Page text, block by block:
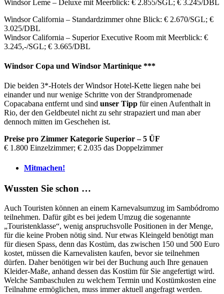
Windsor Leme – Deluxe mit Meerblick: € 2.855/SGL; € 3.245/DBL
Windsor California – Standardzimmer ohne Blick: € 2.670/SGL; €
3.025/DBL
Windsor California – Superior Executive Room mit Meerblick: €
3.245,-/SGL; € 3.665/DBL
Windsor Copa und Windsor Martinique ***
Die beiden 3*-Hotels der Windsor Hotel-Kette liegen nahe bei
einander und nur wenige Schritte von der Strandpromenade
Copacabana entfernt und sind unser Tipp für einen Aufenthalt in
Rio, der den Geldbeutel nicht zu sehr strapaziert und man aber
dennoch mitten im Geschehen ist.
Preise pro Zimmer Kategorie Superior – 5 ÜF
€ 1.800 Einzelzimmer; € 2.035 das Doppelzimmer
Mitmachen!
Wussten Sie schon …
Auch Touristen können an einem Karnevalsumzug im Sambódromo
teilnehmen. Dafür gibt es bei jedem Umzug die sogenannte
„Touristenklasse“, wenig anspruchsvolle Positionen in der Menge,
für die keine Proben nötig sind. Nur etwas Kleingeld benötigt man
für diesen Spass, denn das Kostüm, das zwischen 150 und 500 Euro
kostet, müssen die Karnevalisten kaufen, bevor sie teilnehmen
dürfen. Daher benötigen wir bei der Buchung auch Ihre genauen
Kleider-Maße, anhand dessen das Kostüm für Sie angefertigt wird.
Welche Sambaschulen zu welchem Termin und Kostümkosten eine
Teilnahme ermöglichen, muss immer aktuell angefragt werden.